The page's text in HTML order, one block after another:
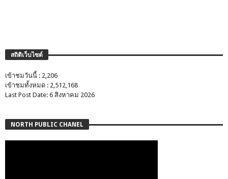
สถิติเว็บไซต์
เข้าชมวันนี้ : 2,206
เข้าชมทั้งหมด : 2,512,168
Last Post Date: 6 สิงหาคม 2026
NORTH PUBLIC CHANEL